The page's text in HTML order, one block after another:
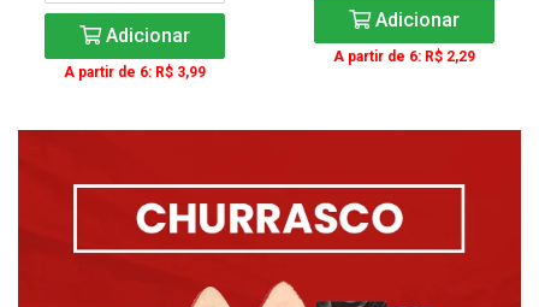
Adicionar
A partir de 6: R$ 3,99
Adicionar
A partir de 6: R$ 2,29